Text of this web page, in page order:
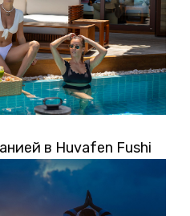
в Huvafen Fushi